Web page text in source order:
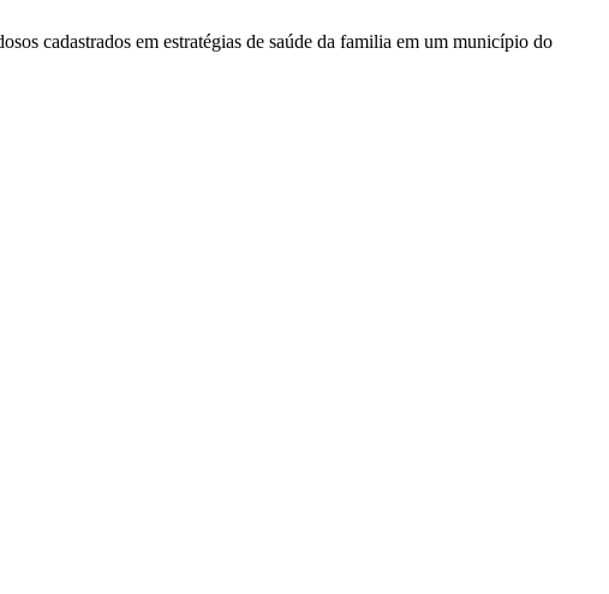
cadastrados em estratégias de saúde da familia em um município do